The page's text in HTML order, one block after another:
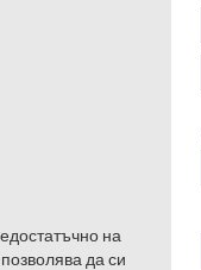
на
да си